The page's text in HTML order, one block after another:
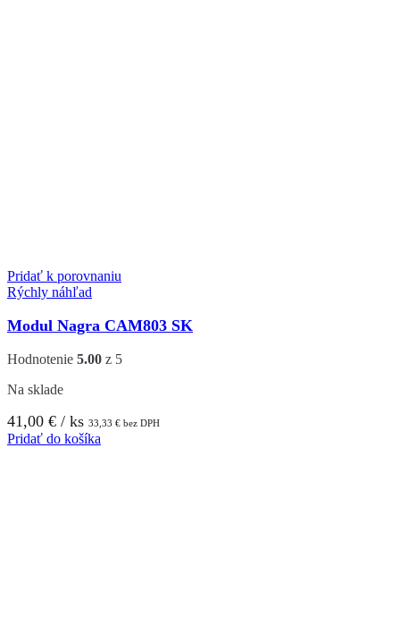
Pridať k porovnaniu
Rýchly náhľad
Modul Nagra CAM803 SK
Hodnotenie 5.00 z 5
Na sklade
41,00 € / ks 33,33 € bez DPH
Pridať do košíka